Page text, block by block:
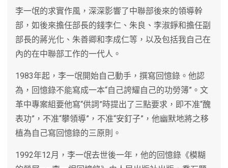
李一氓的求實作風，深深影響了中聯部後來的領導幹
部，如後來擔任部長的錢李仁、朱良、李淑錚和擔任副
部長的蔣光化、朱善卿和李成仁等，以及包括我自己在
內的在中聯部工作的一代人。
1983年起，李一氓開始自己動手，撰寫回憶錄。他認
為，回憶錄不能寫成一本“自己誇耀自己的功勞簿”。文
革中專案組要他寫“供詞”時提出了三點要求，即不准“醜
表功”，不准“攀領導”，不准“安釘子”，他幽默地將之移
植為自己寫回憶錄的三原則。
1992年12月，李一氓去世後一年，他的回憶錄《模糊